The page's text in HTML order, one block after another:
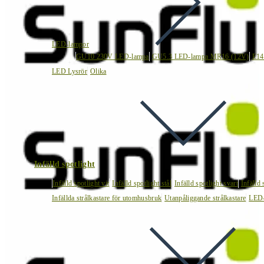
LED-lampor
GU10 230V LED-lampa GU5.3 LED-lampa MR16 (12V)
LED Lysrör Olika
Infälld spotlight
Infälld spotlight vit Infälld spotlight stål Infälld spotlight svart
Infälld
Infällda strålkastare för utomhusbruk Utanpåliggande strålkastare